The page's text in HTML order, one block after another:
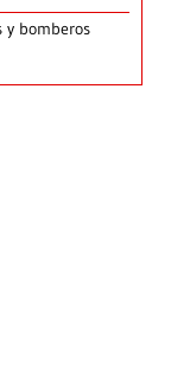
y bomberos